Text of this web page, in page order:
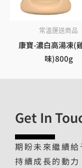
常溫運送商品
康寶-濃白高湯凍(
味)800g
Get In
期盼未來繼續
持續成長的動